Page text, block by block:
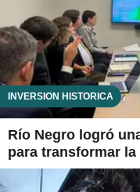
INVERSIÓN HISTÓRICA
Río Negro logró
para transformar